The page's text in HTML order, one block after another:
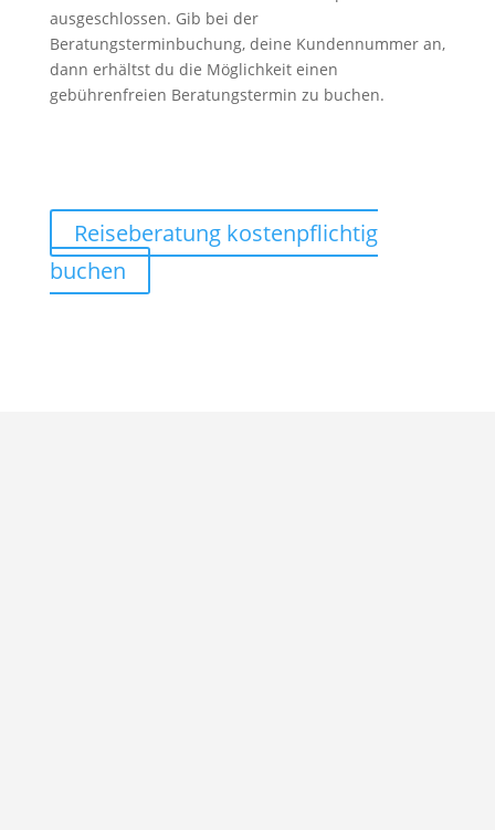
ausgeschlossen. Gib bei der
Beratungsterminbuchung, deine Kundennummer an,
dann erhältst du die Möglichkeit einen
gebührenfreien Beratungstermin zu buchen.
Reiseberatung kostenpflichtig
buchen